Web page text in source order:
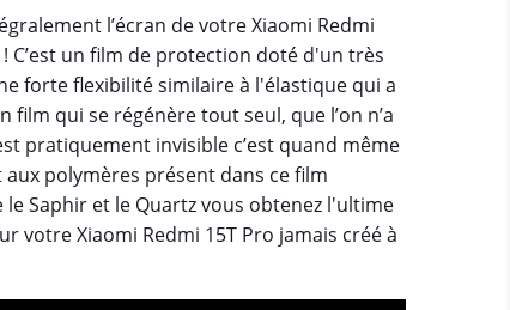
l’écran de votre Xiaomi Redmi
C’est un film de protection doté d'un très
forte flexibilité similaire à l'élastique qui a
film qui se régénère tout seul, que l’on n’a
pratiquement invisible c’est quand même
polymères présent dans ce film
Saphir et le Quartz vous obtenez l'ultime
votre Xiaomi Redmi 15T Pro jamais créé à